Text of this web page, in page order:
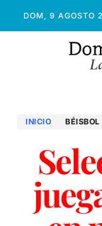
DOM, 9 AGOSTO
INICIO BÉISBOL